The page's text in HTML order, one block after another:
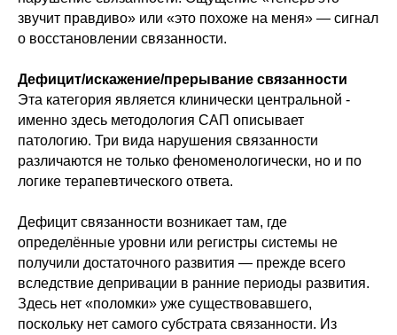
звучит правдиво» или «это похоже на меня» — сигнал
о восстановлении связанности.
Дефицит/искажение/прерывание связанности
Эта категория является клинически центральной -
именно здесь методология САП описывает
патологию. Три вида нарушения связанности
различаются не только феноменологически, но и по
логике терапевтического ответа.
Дефицит связанности возникает там, где
определённые уровни или регистры системы не
получили достаточного развития — прежде всего
вследствие депривации в ранние периоды развития.
Здесь нет «поломки» уже существовавшего,
поскольку нет самого субстрата связанности. Из